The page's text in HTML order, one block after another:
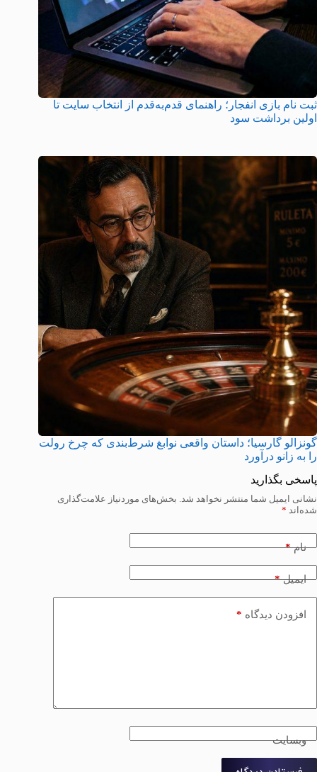
ثبت نام بازی انفجار؛ راهنمای قدم‌به‌قدم از انتخاب سایت تا
اولین برداشت سود
گونزالو گارسیا؛ داستان واقعی نوابغ شرط‌بندی که چرخ رولت
را به زانو درآورد
پاسخی بگذارید
نشانی ایمیل شما منتشر نخواهد شد. بخش‌های موردنیاز علامت‌گذاری
شده‌اند *
نام*
ایمیل*
افزودن دیدگاه *
وبسایت